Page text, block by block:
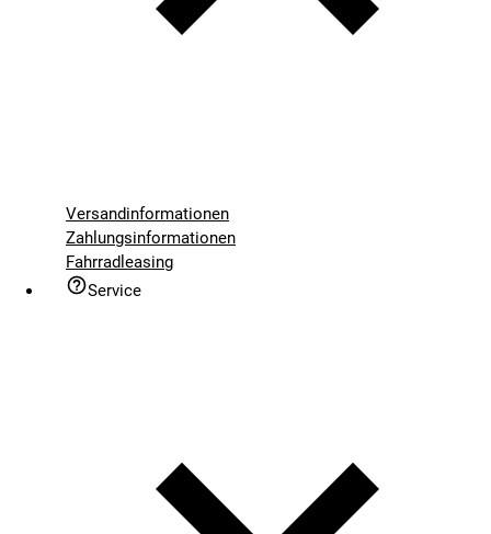
Versandinformationen
Zahlungsinformationen
Fahrradleasing
Service